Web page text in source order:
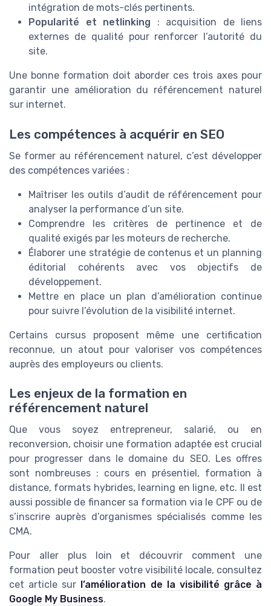
intégration de mots-clés pertinents.
Popularité et netlinking : acquisition de liens
externes de qualité pour renforcer l’autorité du
site.
Une bonne formation doit aborder ces trois axes pour
garantir une amélioration du référencement naturel
sur internet.
Les compétences à acquérir en SEO
Se former au référencement naturel, c’est développer
des compétences variées :
Maîtriser les outils d’audit de référencement pour
analyser la performance d’un site.
Comprendre les critères de pertinence et de
qualité exigés par les moteurs de recherche.
Élaborer une stratégie de contenus et un planning
éditorial cohérents avec vos objectifs de
développement.
Mettre en place un plan d’amélioration continue
pour suivre l’évolution de la visibilité internet.
Certains cursus proposent même une certification
reconnue, un atout pour valoriser vos compétences
auprès des employeurs ou clients.
Les enjeux de la formation en
référencement naturel
Que vous soyez entrepreneur, salarié, ou en
reconversion, choisir une formation adaptée est crucial
pour progresser dans le domaine du SEO. Les offres
sont nombreuses : cours en présentiel, formation à
distance, formats hybrides, learning en ligne, etc. Il est
aussi possible de financer sa formation via le CPF ou de
s’inscrire auprès d’organismes spécialisés comme les
CMA.
Pour aller plus loin et découvrir comment une
formation peut booster votre visibilité locale, consultez
cet article sur l’amélioration de la visibilité grâce à
Google My Business.